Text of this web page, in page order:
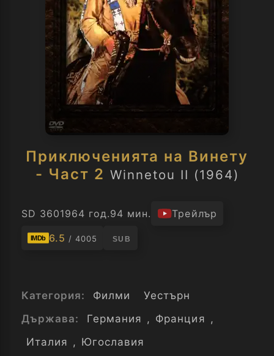
Приключенията на Винету
- Част 2 Winnetou II (1964)
SD 3601964 год.94 мин. Трейлър
IMDb 6.5 / 4005 SUB
Категория: Филми
Уестърн
Държава:
Германия , Франция ,
Италия , Югославия